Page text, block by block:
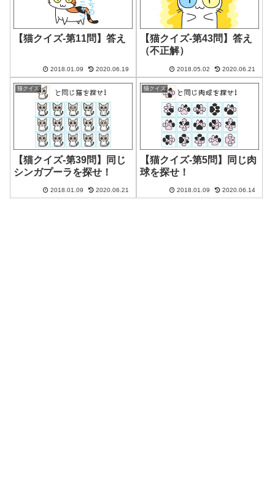
【猫クイズ-第11問】答え
2018.01.09 2020.06.19
【猫クイズ-第43問】答え
（不正解）
2018.05.02 2020.06.21
猫クイズ
【猫クイズ-第39問】同じ
シンガプーラを探せ！
2018.01.09 2020.06.21
猫クイズ
【猫クイズ-第5問】同じ肉
球を探せ！
2018.01.09 2020.06.14